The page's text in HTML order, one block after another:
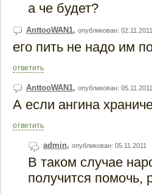
а че будет?
AnttooWAN1, опубликован: 02.11.2011
его пить не надо им
ответить
AnttooWAN1, опубликован: 05.11.2011
А если ангина
ответить
admin, опубликован: 05.11.2011
В таком случае
получится помочь,